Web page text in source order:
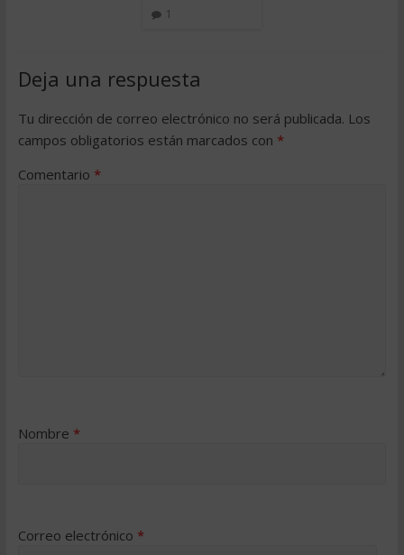
1
Deja una respuesta
Tu dirección de correo electrónico no será publicada. Los
campos obligatorios están marcados con *
Comentario *
Nombre *
Correo electrónico *